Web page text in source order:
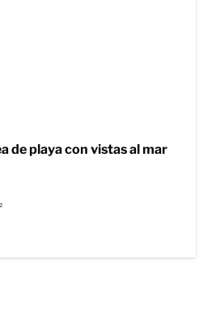
de playa con vistas al mar